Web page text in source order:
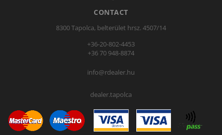
CONTACT
8300 Tapolca, belterület hrsz. 4507/14
+36-20-802-4453
+36 70 948-8874
info@rdealer.hu
dealer.tapolca